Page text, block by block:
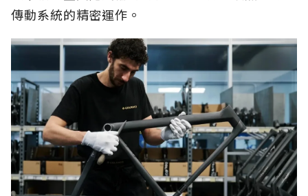
傳動系統的精密運作。